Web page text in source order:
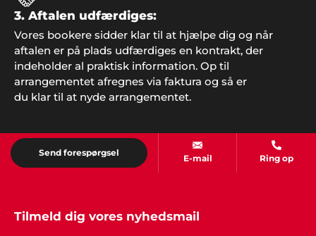
og underholdning fra Showbizz Danmark. Det
virker hver gang".
3. Aftalen udfærdiges:
Vores bookere sidder klar til at hjælpe dig og når
aftalen er på plads udfærdiges en kontrakt, der
indeholder al praktisk information. Op til
arrangementet afregnes via faktura og så er
du klar til at nyde arrangementet.
Send forespørgsel
E-mail Ring op
Tilmeld dig vores nyhedsmail